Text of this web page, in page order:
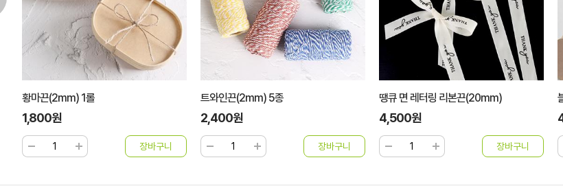
트와인끈(2mm) 5종
2,400원
땡큐 면 레터링 리본끈(20mm)
4,500원
블랙 스트라이프 33 1000장
40,000원